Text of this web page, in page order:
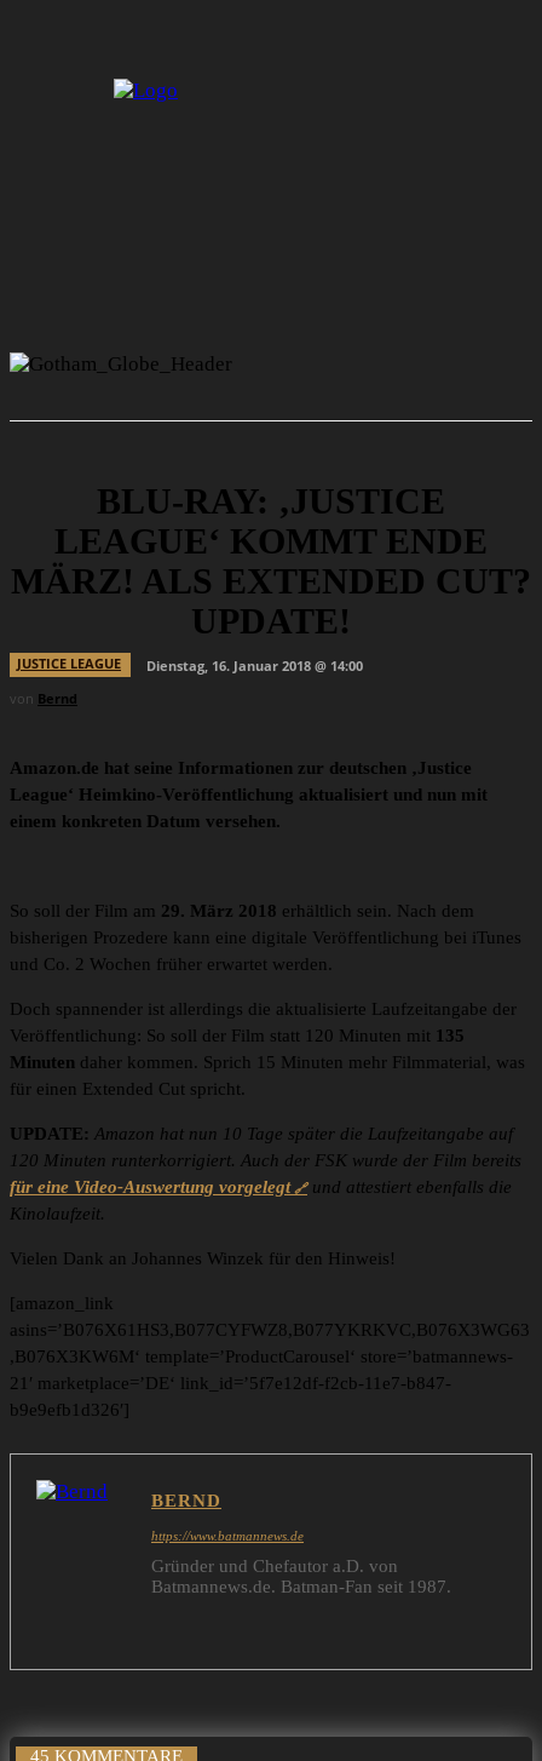
BLU-RAY: ‚JUSTICE
LEAGUE‘ KOMMT ENDE
MÄRZ! ALS EXTENDED CUT?
UPDATE!
JUSTICE LEAGUE
Dienstag, 16. Januar 2018 @ 14:00
von Bernd
Amazon.de hat seine Informationen zur deutschen ‚Justice
League‘ Heimkino-Veröffentlichung aktualisiert und nun mit
einem konkreten Datum versehen.
So soll der Film am 29. März 2018 erhältlich sein. Nach dem
bisherigen Prozedere kann eine digitale Veröffentlichung bei iTunes
und Co. 2 Wochen früher erwartet werden.
Doch spannender ist allerdings die aktualisierte Laufzeitangabe der
Veröffentlichung: So soll der Film statt 120 Minuten mit 135
Minuten daher kommen. Sprich 15 Minuten mehr Filmmaterial, was
für einen Extended Cut spricht.
UPDATE: Amazon hat nun 10 Tage später die Laufzeitangabe auf
120 Minuten runterkorrigiert. Auch der FSK wurde der Film bereits
für eine Video-Auswertung vorgelegt
und attestiert ebenfalls die
Kinolaufzeit.
Vielen Dank an Johannes Winzek für den Hinweis!
[amazon_link
asins=’B076X61HS3,B077CYFWZ8,B077YKRKVC,B076X3WG63
,B076X3KW6M‘ template=’ProductCarousel‘ store=’batmannews-
21′ marketplace=’DE‘ link_id=’5f7e12df-f2cb-11e7-b847-
b9e9efb1d326′]
BERND
https://www.batmannews.de
Gründer und Chefautor a.D. von
Batmannews.de. Batman-Fan seit 1987.
45 KOMMENTARE